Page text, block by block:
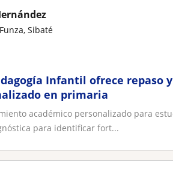
Sibaté
Infantil ofrece repaso
en primaria
académico personalizado para
para identificar fort...